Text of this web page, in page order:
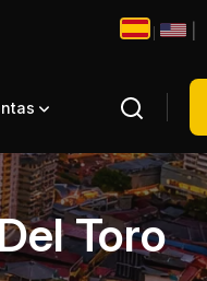
Toro